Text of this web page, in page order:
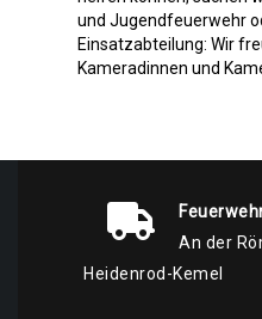
und Jugendfeuerwehr
Einsatzabteilung: Wir
Kameradinnen und
An der
Heidenrod-Kemel